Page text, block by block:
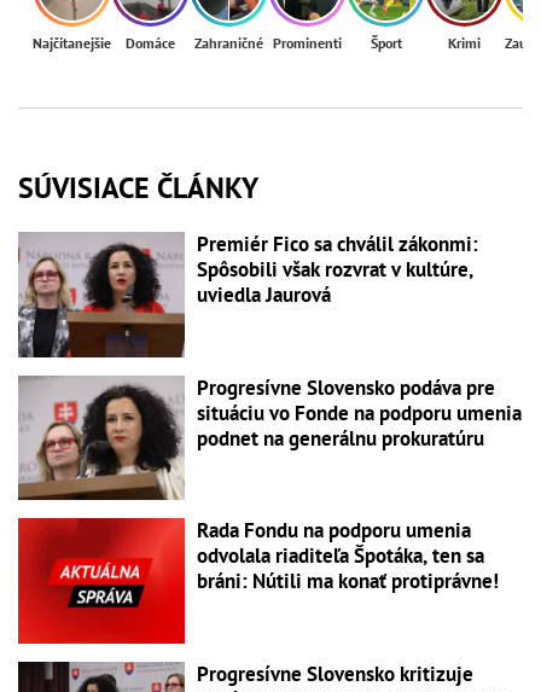
Najčítanejšie Domáce Zahraničné Prominenti Šport Krimi
SÚVISIACE ČLÁNKY
Premiér Fico sa chválil zákonmi:
Spôsobili však rozvrat v kultúre,
uviedla Jaurová
Progresívne Slovensko podáva pre
situáciu vo Fonde na podporu umenia
podnet na generálnu prokuratúru
Rada Fondu na podporu umenia
odvolala riaditeľa Špotáka, ten sa
bráni: Nútili ma konať protiprávne!
Progresívne Slovensko kritizuje